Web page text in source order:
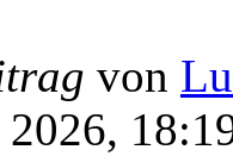
von
2026,